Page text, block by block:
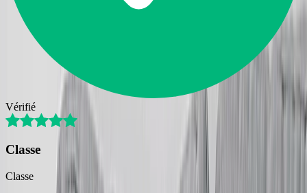
Vérifié
Classe
Classe